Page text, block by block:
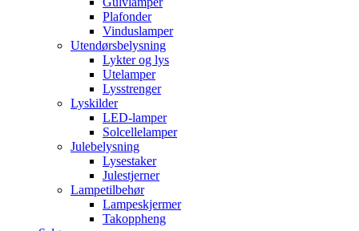
Plafonder
Vinduslamper
Utendørsbelysning
Lykter og lys
Utelamper
Lysstrenger
Lyskilder
LED-lamper
Solcellelamper
Julebelysning
Lysestaker
Julestjerner
Lampetilbehør
Lampeskjermer
Takoppheng